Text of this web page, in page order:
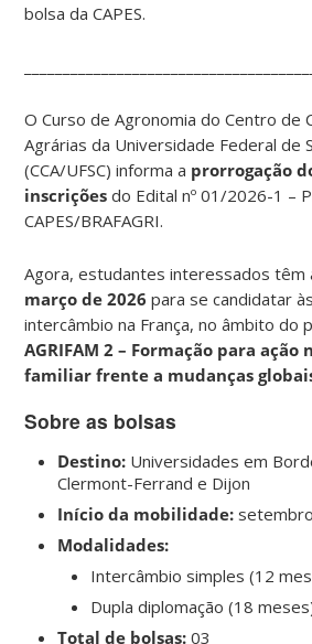
bolsa da CAPES.
O Curso de Agronomia do Centro de
Agrárias da Universidade Federal de
(CCA/UFSC) informa a prorrogação
inscrições do Edital nº 01/2026-1 –
CAPES/BRAFAGRI.
Agora, estudantes interessados têm
março de 2026 para se candidatar
intercâmbio na França, no âmbito do
AGRIFAM 2 – Formação para
familiar frente a mudanças
Sobre as bolsas
Destino: Universidades em
Clermont-Ferrand e Dijon
Início da mobilidade:
Modalidades:
Intercâmbio simples (12
Dupla diplomação (18
Total de bolsas: 03